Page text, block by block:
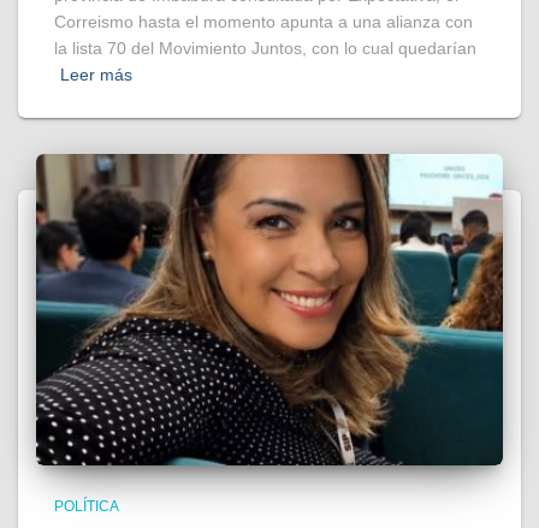
Correismo hasta el momento apunta a una alianza con
la lista 70 del Movimiento Juntos, con lo cual quedarían
Leer más
POLÍTICA